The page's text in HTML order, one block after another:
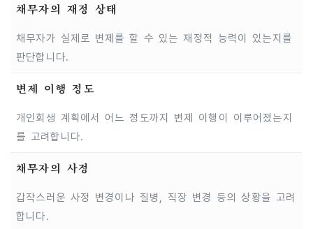
채무자의 재정 상태
채무자가 실제로 변제를 할 수 있는 재정적 능력이 있는지를
판단합니다.
변제 이행 정도
개인회생 계획에서 어느 정도까지 변제 이행이 이루어졌는지
를 고려합니다.
채무자의 사정
갑작스러운 사정 변경이나 질병, 직장 변경 등의 상황을 고려
합니다.